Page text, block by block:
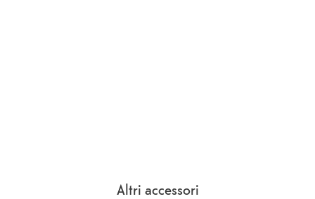
Altri accessori